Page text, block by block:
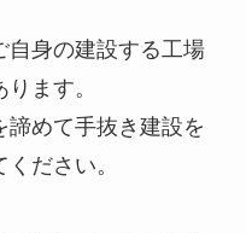
自身の建設する工場
ます。
諦めて手抜き建設を
ださい。